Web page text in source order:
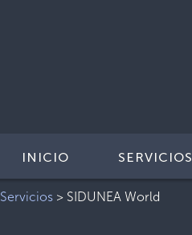
INICIO SERVICIOS
Servicios > SIDUNEA World